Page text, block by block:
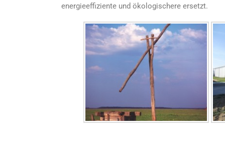
energieeffiziente und ökologischere ersetzt.